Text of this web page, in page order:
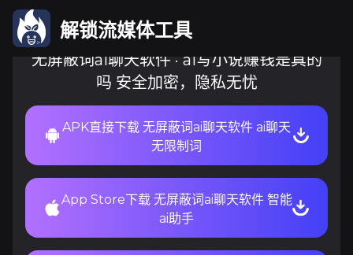
解锁流媒体工具
无屏蔽词ai聊天软件 · ai写小说赚钱是真的
吗 安全加密，隐私无忧
APK直接下载 无屏蔽词ai聊天软件 ai聊天
无限制词
App Store下载 无屏蔽词ai聊天软件 智能
ai助手